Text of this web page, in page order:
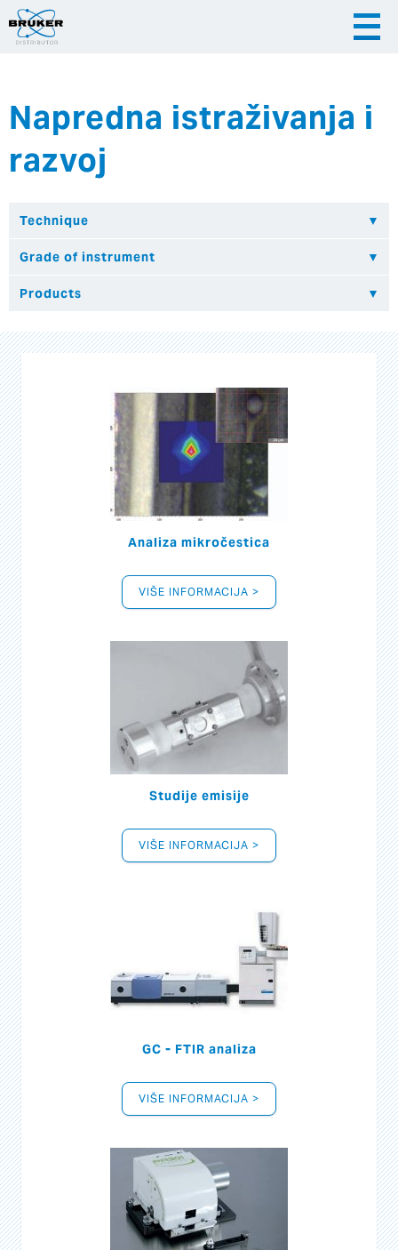
Česky
Slovenija
Napredna istraživanja i
razvoj
Analiza mikročestica
VIŠE INFORMACIJA >
Studije emisije
VIŠE INFORMACIJA >
GC - FTIR analiza
VIŠE INFORMACIJA >